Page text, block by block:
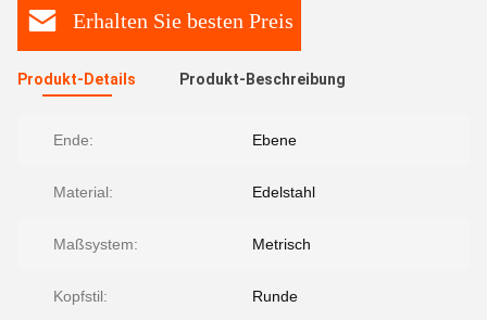
Erhalten Sie besten Preis
Produkt-Details Produkt-Beschreibung
Ende: Ebene
Material: Edelstahl
Maßsystem: Metrisch
Kopfstil: Runde